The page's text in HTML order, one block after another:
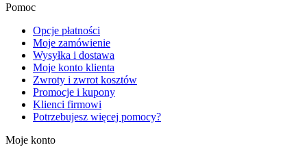
Pomoc
Opcje płatności
Moje zamówienie
Wysyłka i dostawa
Moje konto klienta
Zwroty i zwrot kosztów
Promocje i kupony
Klienci firmowi
Potrzebujesz więcej pomocy?
Moje konto